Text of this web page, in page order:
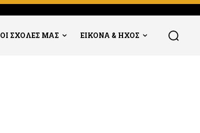
ΟΙ ΣΧΟΛΕΣ ΜΑΣ ΕΙΚΟΝΑ & ΗΧΟΣ